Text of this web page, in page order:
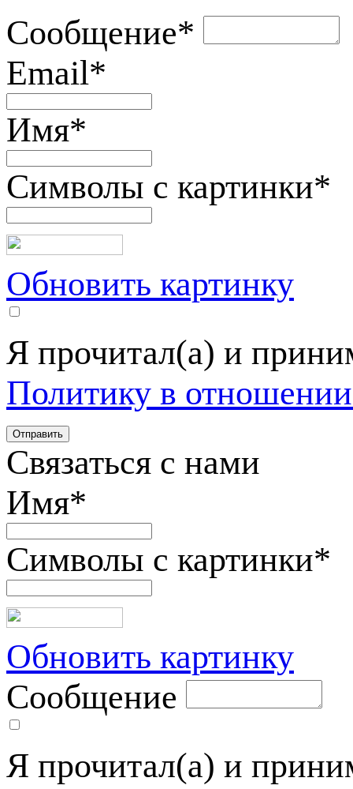
Сообщение*
Email*
Имя*
Символы с картинки*
Обновить картинку
Я прочитал(а) и
Политику в
Связаться с нами
Имя*
Символы с картинки*
Обновить картинку
Сообщение
Я прочитал(а) и